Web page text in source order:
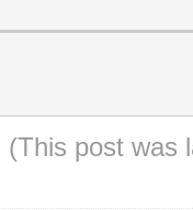
(This post was